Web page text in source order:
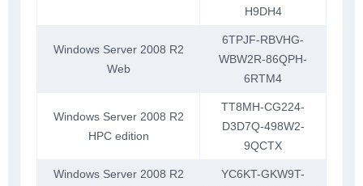
H9DH4
Windows Server 2008 R2
Web
6TPJF-RBVHG-
WBW2R-86QPH-
6RTM4
Windows Server 2008 R2
HPC edition
TT8MH-CG224-
D3D7Q-498W2-
9QCTX
Windows Server 2008 R2
YC6KT-GKW9T-